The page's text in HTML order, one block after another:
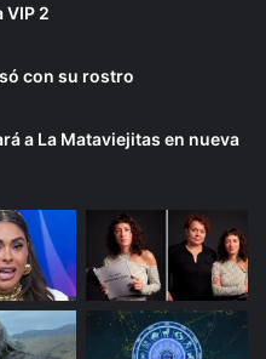
VIP 2
con su rostro
a La Mataviejitas en nueva